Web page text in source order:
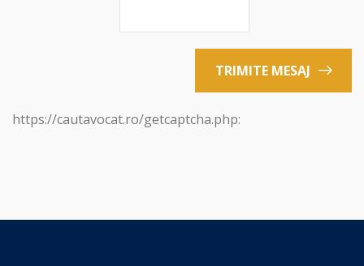
TRIMITE MESAJ
https://cautavocat.ro/getcaptcha.php: